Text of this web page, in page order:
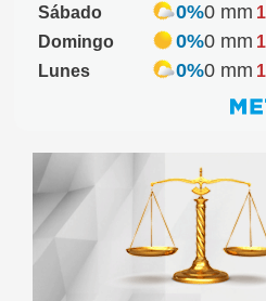
Sábado
0%0 mm
Domingo
0%0 mm
Lunes
0%0 mm